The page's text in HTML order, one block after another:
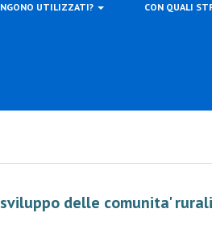
UTILIZZATI? CON QUALI
delle comunita'